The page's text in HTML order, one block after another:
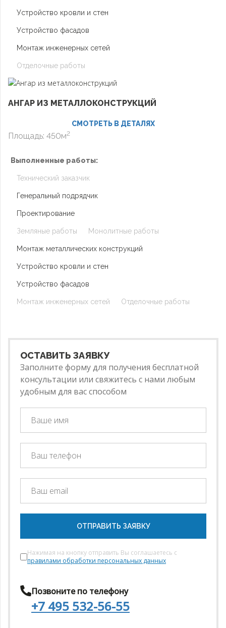
Устройство кровли и стен
Устройство фасадов
Монтаж инженерных сетей
Отделочные работы
АНГАР ИЗ МЕТАЛЛОКОНСТРУКЦИЙ
СМОТРЕТЬ В ДЕТАЛЯХ
Площадь: 450м2
Выполненные работы:
Технический заказчик
Генеральный подрядчик
Проектирование
Земляные работы Монолитные работы
Монтаж металлических конструкций
Устройство кровли и стен
Устройство фасадов
Монтаж инженерных сетей Отделочные работы
ОСТАВИТЬ ЗАЯВКУ
Заполните форму для получения бесплатной
консультации или свяжитесь с нами любым
удобным для вас способом
ОТПРАВИТЬ ЗАЯВКУ
Нажимая на кнопку отправить Вы соглашаетесь с
правилами обработки персональных данных
Позвоните по телефону
+7 495 532-56-55